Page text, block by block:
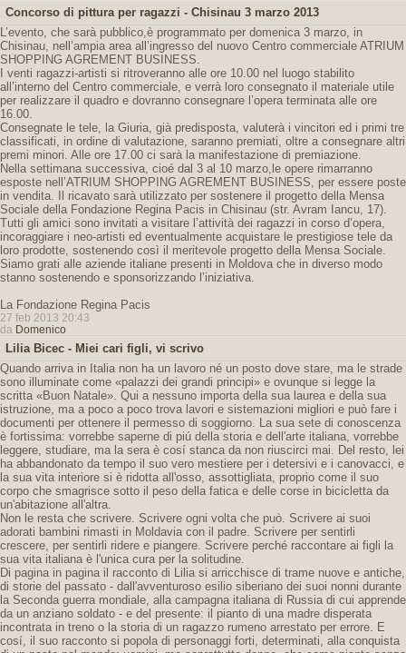
Concorso di pittura per ragazzi - Chisinau 3 marzo 2013
L’evento, che sarà pubblico,è programmato per domenica 3 marzo, in
Chisinau, nell’ampia area all’ingresso del nuovo Centro commerciale ATRIUM
SHOPPING AGREMENT BUSINESS.
I venti ragazzi-artisti si ritroveranno alle ore 10.00 nel luogo stabilito
all’interno del Centro commerciale, e verrà loro consegnato il materiale utile
per realizzare il quadro e dovranno consegnare l’opera terminata alle ore
16.00.
Consegnate le tele, la Giuria, già predisposta, valuterà i vincitori ed i primi tre
classificati, in ordine di valutazione, saranno premiati, oltre a consegnare altri
premi minori. Alle ore 17.00 ci sarà la manifestazione di premiazione.
Nella settimana successiva, cioé dal 3 al 10 marzo,le opere rimarranno
esposte nell’ATRIUM SHOPPING AGREMENT BUSINESS, per essere poste
in vendita. Il ricavato sarà utilizzato per sostenere il progetto della Mensa
Sociale della Fondazione Regina Pacis in Chisinau (str. Avram Iancu, 17).
Tutti gli amici sono invitati a visitare l’attività dei ragazzi in corso d’opera,
incoraggiare i neo-artisti ed eventualmente acquistare le prestigiose tele da
loro prodotte, sostenendo così il meritevole progetto della Mensa Sociale.
Siamo grati alle aziende italiane presenti in Moldova che in diverso modo
stanno sostenendo e sponsorizzando l’iniziativa.
La Fondazione Regina Pacis
27 feb 2013 20:43
da Domenico
Lilia Bicec - Miei cari figli, vi scrivo
Quando arriva in Italia non ha un lavoro né un posto dove stare, ma le strade
sono illuminate come «palazzi dei grandi principi» e ovunque si legge la
scritta «Buon Natale». Qui a nessuno importa della sua laurea e della sua
istruzione, ma a poco a poco trova lavori e sistemazioni migliori e può fare i
documenti per ottenere il permesso di soggiorno. La sua sete di conoscenza
è fortissima: vorrebbe saperne di piú della storia e dell'arte italiana, vorrebbe
leggere, studiare, ma la sera è cosí stanca da non riuscirci mai. Del resto, lei
ha abbandonato da tempo il suo vero mestiere per i detersivi e i canovacci, e
la sua vita interiore si è ridotta all'osso, assottigliata, proprio come il suo
corpo che smagrisce sotto il peso della fatica e delle corse in bicicletta da
un'abitazione all'altra.
Non le resta che scrivere. Scrivere ogni volta che può. Scrivere ai suoi
adorati bambini rimasti in Moldavia con il padre. Scrivere per sentirli
crescere, per sentirli ridere e piangere. Scrivere perché raccontare ai figli la
sua vita italiana è l'unica cura per la solitudine.
Di pagina in pagina il racconto di Lilia si arricchisce di trame nuove e antiche,
di storie del passato - dall'avventuroso esilio siberiano dei suoi nonni durante
la Seconda guerra mondiale, alla campagna italiana di Russia di cui apprende
da un anziano soldato - e del presente: il pianto di una madre disperata
incontrata in treno o la storia di un ragazzo rumeno arrestato per errore. E
cosí, il suo racconto si popola di personaggi forti, determinati, alla conquista